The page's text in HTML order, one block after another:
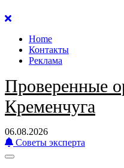
Перейти
содержанию
Home
Контакты
Реклама
Проверенные
Кременчуга
06.08.2026
Советы эксперта